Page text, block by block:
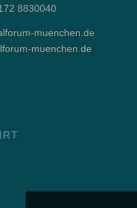
8830040
muenchen.de
muenchen.de